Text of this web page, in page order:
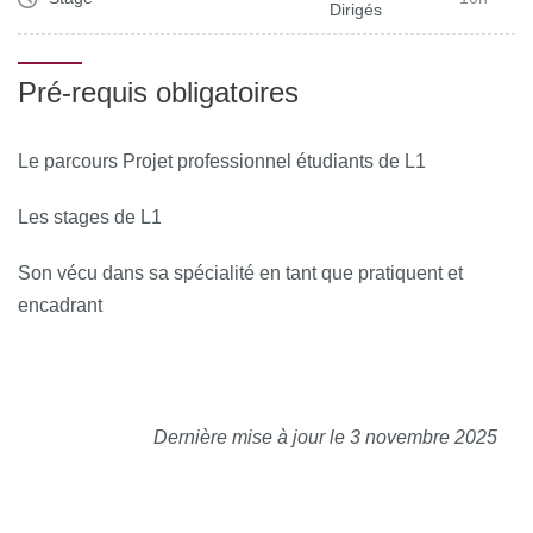
Dirigés
Pré-requis obligatoires
Le parcours Projet professionnel étudiants de L1
Les stages de L1
Son vécu dans sa spécialité en tant que pratiquent et
encadrant
Dernière mise à jour le 3 novembre 2025